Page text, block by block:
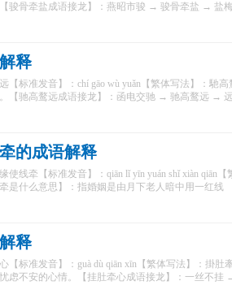
骏骨牵盐成语接龙】：燕昭市骏 → 骏骨牵盐 → 盐
释
【标准发音】：chí gāo wù yuǎn【繁体写法】：馳
【驰高鹜远成语接龙】：函电交驰 → 驰高鹜远 →
的成语解释
使线牵【标准发音】：qiān lǐ yīn yuán shǐ xiàn qiān
是什么意思】：指婚姻是由月下老人暗中用一红线
释
【标准发音】：guà dù qiān xīn【繁体写法】：掛肚
虑不安的心情。【挂肚牵心成语接龙】：一丝不挂